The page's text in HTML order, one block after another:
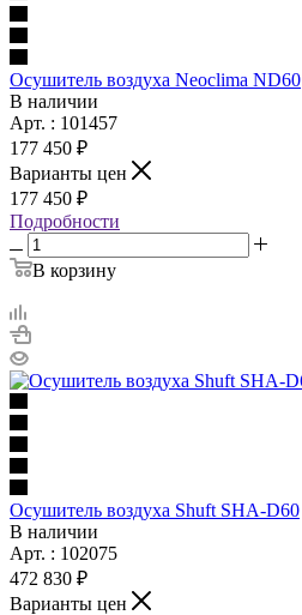
Осушитель воздуха Neoclima ND60
В наличии
Арт. : 101457
177 450 ₽
Варианты цен
177 450 ₽
Подробности
В корзину
Осушитель воздуха Shuft SHA-D60
В наличии
Арт. : 102075
472 830 ₽
Варианты цен